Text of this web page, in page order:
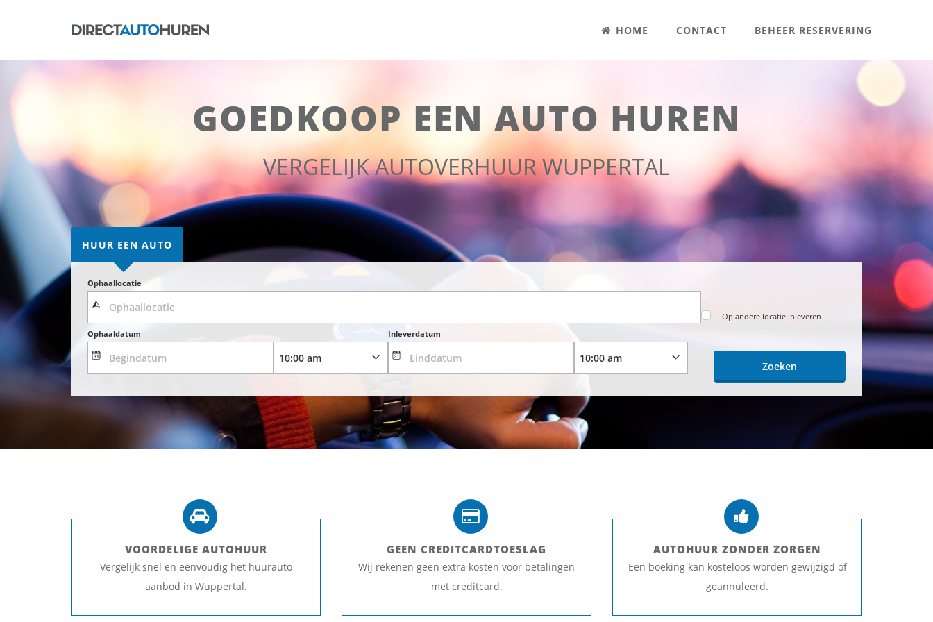
HOME CONTACT BEHEER RESERVERING
GOEDKOOP EEN AUTO HUREN
VERGELIJK AUTOVERHUUR WUPPERTAL
HUUR EEN AUTO
Ophaallocatie
Op andere locatie inleveren
Ophaaldatum
Inleverdatum
Zoeken
VOORDELIGE AUTOHUUR
Vergelijk snel en eenvoudig het huurauto
aanbod in Wuppertal.
GEEN CREDITCARDTOESLAG
Wij rekenen geen extra kosten voor betalingen
met creditcard.
AUTOHUUR ZONDER ZORGEN
Een boeking kan kosteloos worden gewijzigd of
geannuleerd.